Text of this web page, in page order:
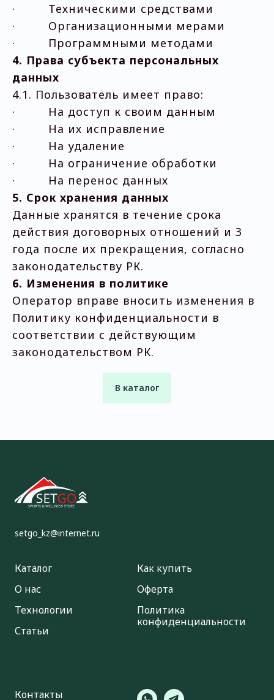
· Техническими средствами
· Организационными мерами
· Программными методами
4. Права субъекта персональных
данных
4.1. Пользователь имеет право:
· На доступ к своим данным
· На их исправление
· На удаление
· На ограничение обработки
· На перенос данных
5. Срок хранения данных
Данные хранятся в течение срока
действия договорных отношений и 3
года после их прекращения, согласно
законодательству РК.
6. Изменения в политике
Оператор вправе вносить изменения в
Политику конфиденциальности в
соответствии с действующим
законодательством РК.
В каталог
setgo_kz@internet.ru
Каталог
О нас
Технологии
Статьи
Как купить
Оферта
Политика
конфиденциальности
Контакты